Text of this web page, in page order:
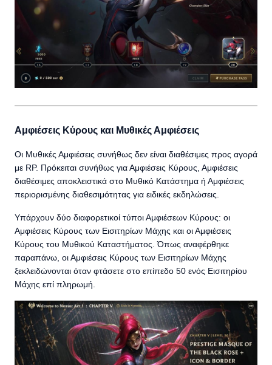
Αμφιέσεις Κύρους και Μυθικές Αμφιέσεις
Οι Μυθικές Αμφιέσεις συνήθως δεν είναι διαθέσιμες προς αγορά
με RP. Πρόκειται συνήθως για Αμφιέσεις Κύρους, Αμφιέσεις
διαθέσιμες αποκλειστικά στο Μυθικό Κατάστημα ή Αμφιέσεις
περιορισμένης διαθεσιμότητας για ειδικές εκδηλώσεις.
Υπάρχουν δύο διαφορετικοί τύποι Αμφιέσεων Κύρους: οι
Αμφιέσεις Κύρους των Εισιτηρίων Μάχης και οι Αμφιέσεις
Κύρους του Μυθικού Καταστήματος. Όπως αναφέρθηκε
παραπάνω, οι Αμφιέσεις Κύρους των Εισιτηρίων Μάχης
ξεκλειδώνονται όταν φτάσετε στο επίπεδο 50 ενός Εισιτηρίου
Μάχης επί πληρωμή.